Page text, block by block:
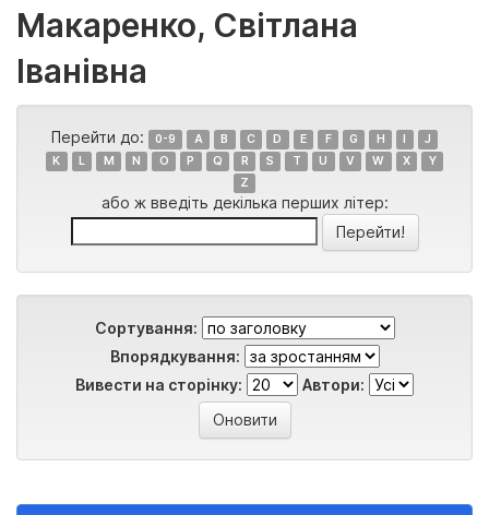
Макаренко, Світлана
Іванівна
Перейти до: 0-9 A B C D E F G H I
J
K
L M N O P Q R S T U V W X
Y
Z
або ж введіть декілька перших літер:
Сортування:
Впорядкування:
Вивести на сторінку:
Автори: